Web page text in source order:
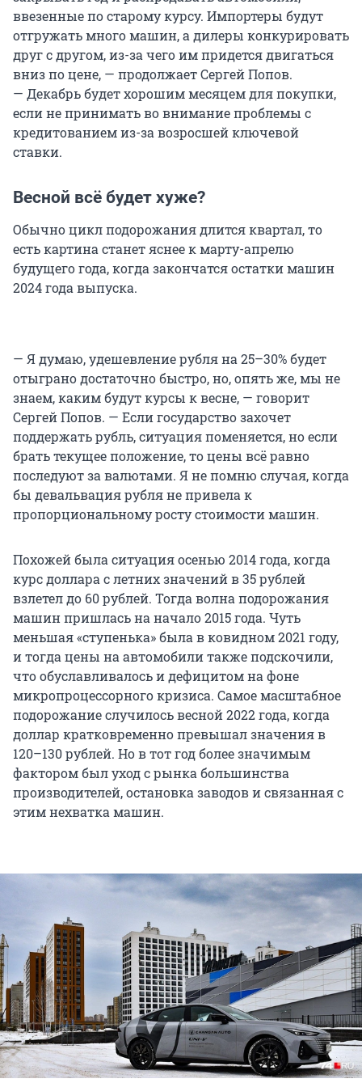
ввезенные по старому курсу. Импортеры будут
отгружать много машин, а дилеры конкурировать
друг с другом, из-за чего им придется двигаться
вниз по цене, — продолжает Сергей Попов.
— Декабрь будет хорошим месяцем для покупки,
если не принимать во внимание проблемы с
кредитованием из-за возросшей ключевой
ставки.
Весной всё будет хуже?
Обычно цикл подорожания длится квартал, то
есть картина станет яснее к марту-апрелю
будущего года, когда закончатся остатки машин
2024 года выпуска.
— Я думаю, удешевление рубля на 25–30% будет
отыграно достаточно быстро, но, опять же, мы не
знаем, каким будут курсы к весне, — говорит
Сергей Попов. — Если государство захочет
поддержать рубль, ситуация поменяется, но если
брать текущее положение, то цены всё равно
последуют за валютами. Я не помню случая, когда
бы девальвация рубля не привела к
пропорциональному росту стоимости машин.
Похожей была ситуация осенью 2014 года, когда
курс доллара с летних значений в 35 рублей
взлетел до 60 рублей. Тогда волна подорожания
машин пришлась на начало 2015 года. Чуть
меньшая «ступенька» была в ковидном 2021 году,
и тогда цены на автомобили также подскочили,
что обуславливалось и дефицитом на фоне
микропроцессорного кризиса. Самое масштабное
подорожание случилось весной 2022 года, когда
доллар кратковременно превышал значения в
120–130 рублей. Но в тот год более значимым
фактором был уход с рынка большинства
производителей, остановка заводов и связанная с
этим нехватка машин.